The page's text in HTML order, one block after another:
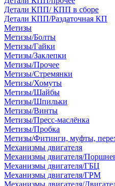
Детали КПП/ КПП в сборе
Детали КПП/Раздаточная КП
Метизы
Метизы/Болты
Метизы/Гайки
Метизы/Заклепки
Метизы/Прочее
Метизы/Стремянки
Метизы/Хомуты
Метизы/Шайбы
Метизы/Шпильки
Метизы/Винты
Метизы/Пресс-маслёнка
Метизы/Пробка
Метизы/Фитинги, муфты,
Механизмы двигателя
Механизмы двигателя/
Механизмы двигателя/ГБЦ
Механизмы двигателя/ГРМ
Механизмы двигателя/